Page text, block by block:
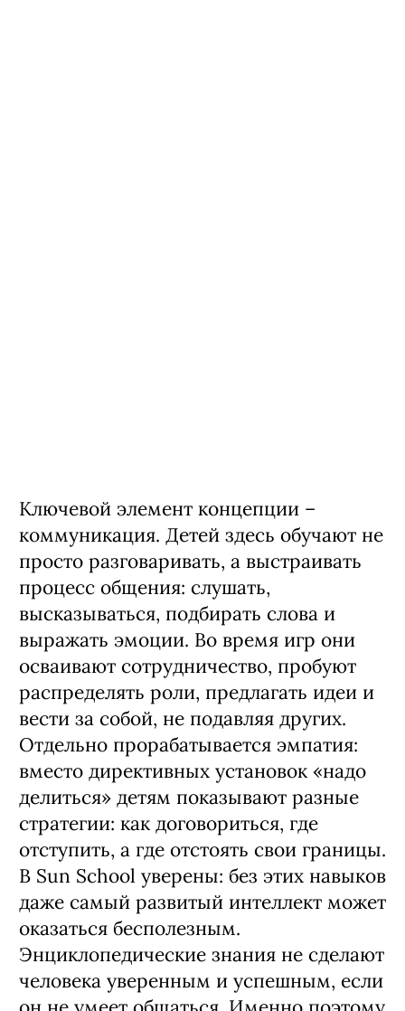
Ключевой элемент концепции –
коммуникация. Детей здесь обучают не
просто разговаривать, а выстраивать
процесс общения: слушать,
высказываться, подбирать слова и
выражать эмоции. Во время игр они
осваивают сотрудничество, пробуют
распределять роли, предлагать идеи и
вести за собой, не подавляя других.
Отдельно прорабатывается эмпатия:
вместо директивных установок «надо
делиться» детям показывают разные
стратегии: как договориться, где
отступить, а где отстоять свои границы.
В Sun School уверены: без этих навыков
даже самый развитый интеллект может
оказаться бесполезным.
Энциклопедические знания не сделают
человека уверенным и успешным, если